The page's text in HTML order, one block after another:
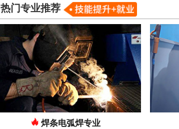
热门专业推荐
焊条电弧焊专业